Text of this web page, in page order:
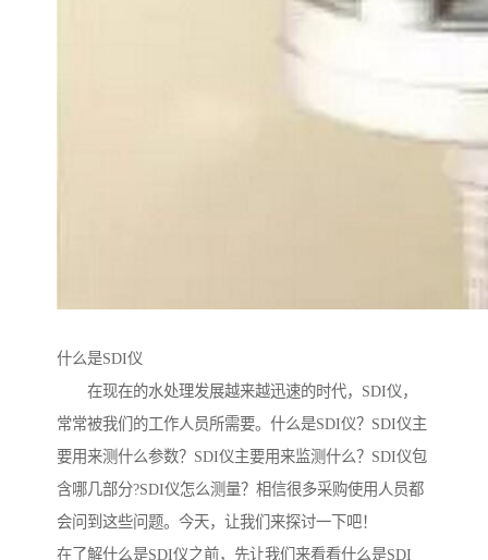
什么是SDI仪
在现在的水处理发展越来越迅速的时代，SDI仪，
常常被我们的工作人员所需要。什么是SDI仪？SDI仪主
要用来测什么参数？SDI仪主要用来监测什么？SDI仪包
含哪几部分?SDI仪怎么测量？相信很多采购使用人员都
会问到这些问题。今天，让我们来探讨一下吧！
在了解什么是SDI仪之前，先让我们来看看什么是SDI